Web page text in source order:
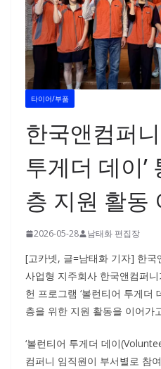
타이어/부품
한국앤컴퍼
투게더 데이’
층 지원 활동
2026-05-28 남태화 편집장
[고카넷, 글=남태화 기자] 한국
사업형 지주회사 한국앤컴퍼
헌 프로그램 ‘볼런티어 투게더
층을 위한 지원 활동을 이어가
‘볼런티어 투게더 데이
컴퍼니 임직원이 부서별로 참